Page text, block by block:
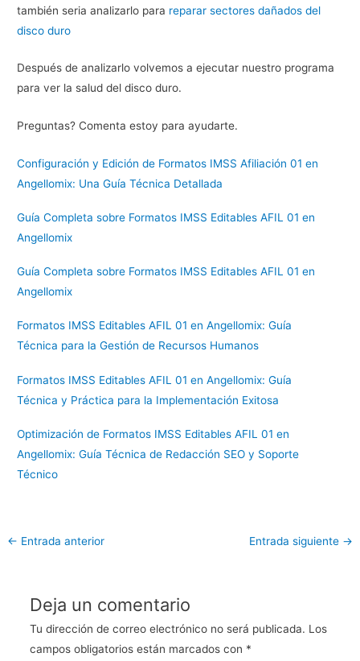
también seria analizarlo para reparar sectores dañados del
disco duro
Después de analizarlo volvemos a ejecutar nuestro programa
para ver la salud del disco duro.
Preguntas? Comenta estoy para ayudarte.
Configuración y Edición de Formatos IMSS Afiliación 01 en
Angellomix: Una Guía Técnica Detallada
Guía Completa sobre Formatos IMSS Editables AFIL 01 en
Angellomix
Guía Completa sobre Formatos IMSS Editables AFIL 01 en
Angellomix
Formatos IMSS Editables AFIL 01 en Angellomix: Guía
Técnica para la Gestión de Recursos Humanos
Formatos IMSS Editables AFIL 01 en Angellomix: Guía
Técnica y Práctica para la Implementación Exitosa
Optimización de Formatos IMSS Editables AFIL 01 en
Angellomix: Guía Técnica de Redacción SEO y Soporte
Técnico
← Entrada anterior Entrada siguiente →
Deja un comentario
Tu dirección de correo electrónico no será publicada. Los
campos obligatorios están marcados con *